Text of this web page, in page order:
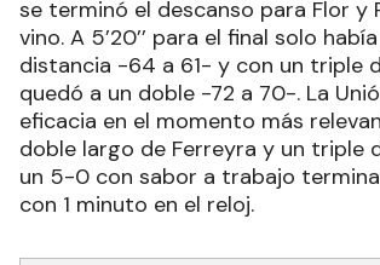
se terminó el descanso para Flor y
vino. A 5’20’’ para el final solo
distancia -64 a 61- y con un triple
quedó a un doble -72 a 70-. La
eficacia en el momento más
doble largo de Ferreyra y un triple
un 5-0 con sabor a trabajo
con 1 minuto en el reloj.